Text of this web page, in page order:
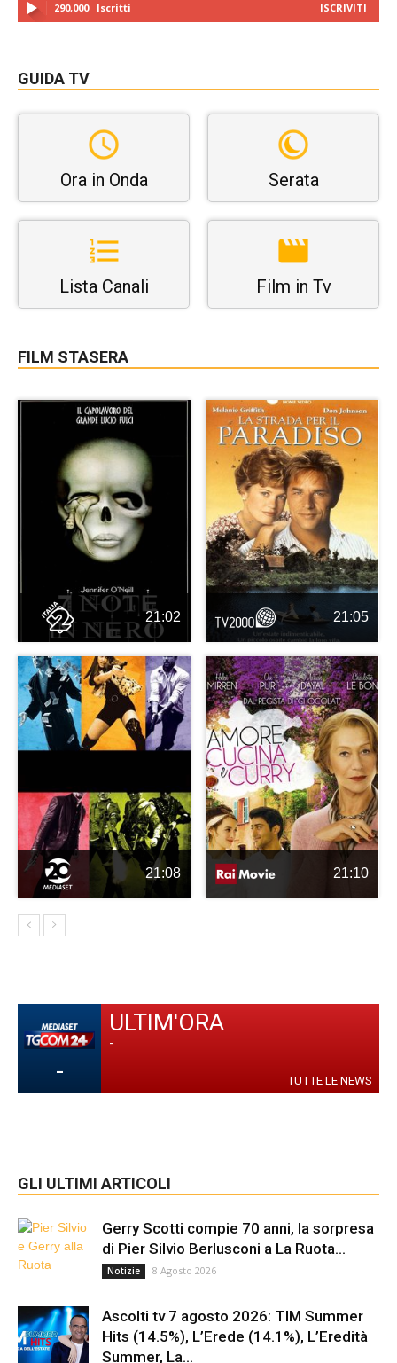
290,000 Iscritti ISCRIVITI
GUIDA TV
Ora in Onda Serata
Lista Canali Film in Tv
FILM STASERA
21:02 21:05
21:08 21:10
-
ULTIM'ORA
-
TUTTE LE NEWS
GLI ULTIMI ARTICOLI
Gerry Scotti compie 70 anni, la sorpresa
di Pier Silvio Berlusconi a La Ruota...
Notizie 8 Agosto 2026
Ascolti tv 7 agosto 2026: TIM Summer
Hits (14.5%), L’Erede (14.1%), L’Eredità
Summer, La...